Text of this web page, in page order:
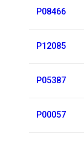
P08466
P12085
P05387
P00057